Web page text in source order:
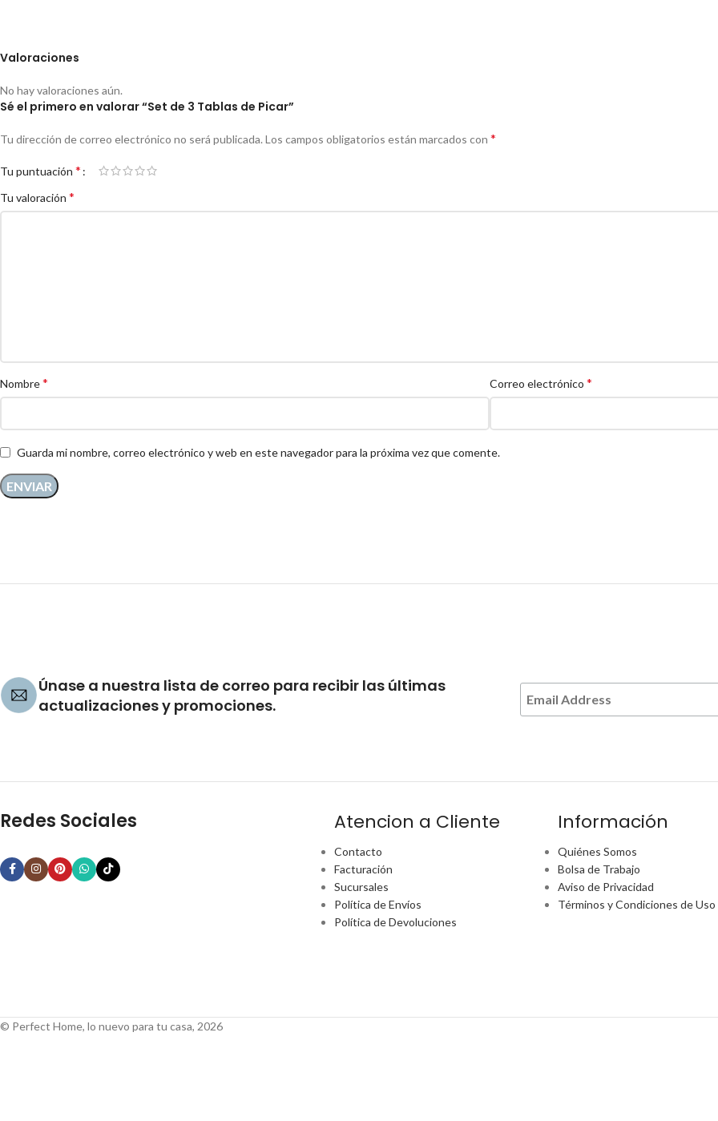
Valoraciones
No hay valoraciones aún.
Sé el primero en valorar “Set de 3 Tablas de Picar”
Tu dirección de correo electrónico no será publicada.Los campos obligatorios están marcados con *
Tu puntuación *
Tu valoración *
Nombre* Correo electrónico *
Guarda mi nombre, correo electrónico y web en este navegador para la próxima vez que comente.
Únase a nuestra lista de correo para recibir las últimas
actualizaciones y promociones.
Redes Sociales Atencion a Cliente
Contacto
Facturación
Sucursales
Política de Envíos
Política de Devoluciones
Información
Quiénes Somos
Bolsa de Trabajo
Aviso de Privacidad
Términos y Condiciones de Uso
© Perfect Home, lo nuevo para tu casa, 2026